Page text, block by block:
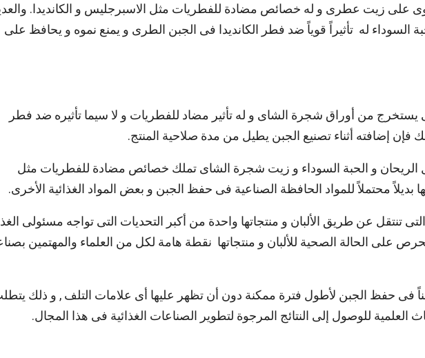
على زيت عطرى و له خصائص مضادة للفطريات مثل الاسبرجليس و الكانديدا.
له تأثيراً قوياً ضد فطر الكانديدا فى الجبن الطرى و يمنع نموه و يحافظ على
من أوراق شجرة الشاى و له تأثير مضاد للفطريات و لا سيما تأثيره ضد فطر
إضافته أثناء تصنيع الجبن يطيل من مدة صلاحية المنتج.
الريحان و الحبة السوداء و زيت شجرة الشاى تملك خصائص مضادة للفطريات مثل
بديلاً محتملاً للمواد الحافظة الصناعية فى حفظ الجبن و بعض المواد الغذائية الأخرى.
عن طريق الألبان و منتجاتها واحدة من أكبر التحديات التى تواجه مسئولى
على الحالة الصحية للألبان و منتجاتها نقطة هامة لكل من العلماء والمهتمين
فى حفظ الجبن لأطول فترة ممكنة دون أن تظهر عليها أى علامات التلف , و ذلك
العلمية للوصول إلى النتائج المرجوة لتطوير الصناعات الغذائية فى هذا المجال.